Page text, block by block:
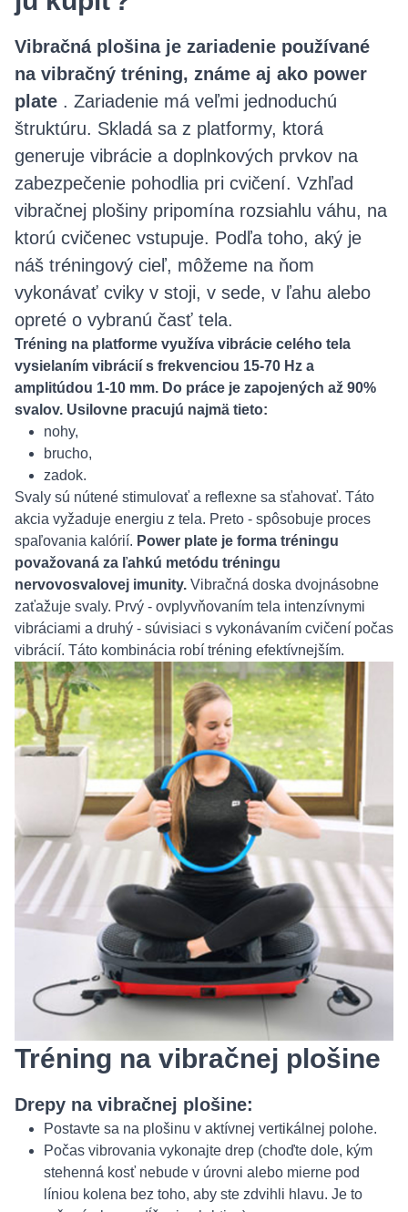
Vibračná plošina je zariadenie používané
na vibračný tréning, známe aj ako power
plate . Zariadenie má veľmi jednoduchú
štruktúru. Skladá sa z platformy, ktorá
generuje vibrácie a doplnkových prvkov na
zabezpečenie pohodlia pri cvičení. Vzhľad
vibračnej plošiny pripomína rozsiahlu váhu, na
ktorú cvičenec vstupuje. Podľa toho, aký je
náš tréningový cieľ, môžeme na ňom
vykonávať cviky v stoji, v sede, v ľahu alebo
opreté o vybranú časť tela.
Tréning na platforme využíva vibrácie celého tela
vysielaním vibrácií s frekvenciou 15-70 Hz a
amplitúdou 1-10 mm. Do práce je zapojených až 90%
svalov. Usilovne pracujú najmä tieto:
nohy,
brucho,
zadok.
Svaly sú nútené stimulovať a reflexne sa sťahovať. Táto
akcia vyžaduje energiu z tela. Preto - spôsobuje proces
spaľovania kalórií. Power plate je forma tréningu
považovaná za ľahkú metódu tréningu
nervovosvalovej imunity. Vibračná doska dvojnásobne
zaťažuje svaly. Prvý - ovplyvňovaním tela intenzívnymi
vibráciami a druhý - súvisiaci s vykonávaním cvičení počas
vibrácií. Táto kombinácia robí tréning efektívnejším.
Tréning na vibračnej plošine
Drepy na vibračnej plošine:
Postavte sa na plošinu v aktívnej vertikálnej polohe.
Počas vibrovania vykonajte drep (choďte dole, kým
stehenná kosť nebude v úrovni alebo mierne pod
líniou kolena bez toho, aby ste zdvihli hlavu. Je to